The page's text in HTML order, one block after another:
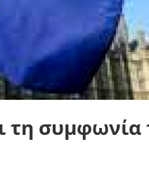
τη συμφωνία